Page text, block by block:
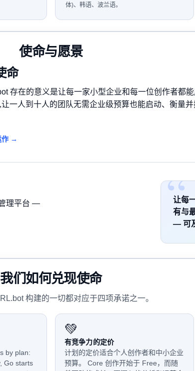
体)、韩语、波兰语。
使命与愿景
命
存在的意义是让每一家小型企业和每一位创作者都
一人到十人的团队无需企业级预算也能启动、衡量
作 →
让每
有与
— 可
理平台 —
我们如何兑现使命
构建的一切都对应于四项承诺之一。
by plan:
Go starts
💚
有竞争力的定价
计划的定价适合个人创作者和中小企业
预算。 Core 创作开始于 Free，而随